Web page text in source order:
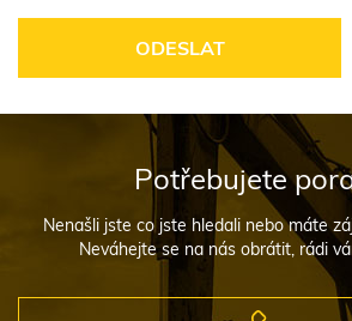
Potřebujete
Nenašli jste co jste hledali nebo máte
Neváhejte se na nás obrátit, rádi